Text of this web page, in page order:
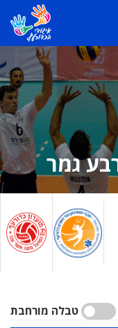
גמר
טבלה מורחבת